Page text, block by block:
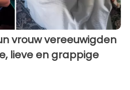
vrouw vereeuwigden
lieve en grappige